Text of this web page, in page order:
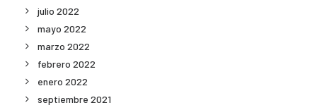
julio 2022
mayo 2022
marzo 2022
febrero 2022
enero 2022
septiembre 2021